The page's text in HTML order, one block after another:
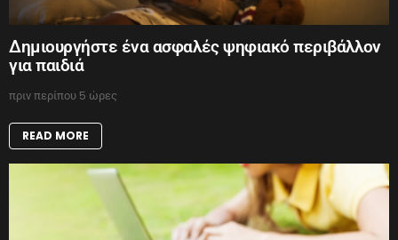
Δημιουργήστε ένα ασφαλές ψηφιακό περιβάλλον
για παιδιά
πριν περίπου 5 ώρες
READ MORE